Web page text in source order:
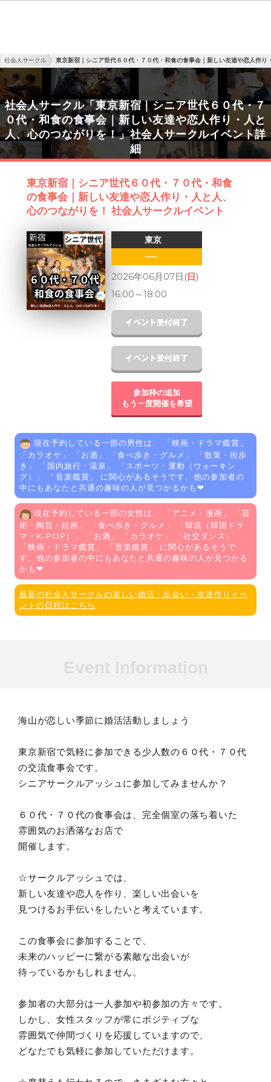
社会人サークル 東京新宿｜シニア世代６０代・７０代・和食の食事会｜新しい友達や恋人作り
社会人サークル「東京新宿｜シニア世代６０代・７
０代・和食の食事会｜新しい友達や恋人作り・人と
人、心のつながりを！」社会人サークルイベント詳
細
東京新宿｜シニア世代６０代・７０代・和食
の食事会｜新しい友達や恋人作り・人と人、
心のつながりを！ 社会人サークルイベント
東京
----
2026年06月07日(日)
16:00 ～18:00
参加枠の追加
もう一度開催を希望
現在予約している一部の男性は、 「 映画・ドラマ鑑賞 」
「 カラオケ 」 「お酒 」 「食べ歩き・グルメ 」 「散策・街歩
き 」 「国内旅行・温泉 」 「スポーツ・運動（ウォーキン
グ）
」 「音楽鑑賞 」 に関心があるそうです。他の参加者の
中にもあなたと共通の趣味の人が見つかるかも❤
現在予約している一部の女性は、 「 アニメ・漫画 」 「 芸
術・陶芸・絵画 」 「食べ歩き・グルメ 」 「韓流（韓国ドラ
マ・K-POP）
」 「お酒 」 「 カラオケ 」 「社交ダンス 」
「映画・ドラマ鑑賞 」 「音楽鑑賞 」 に関心があるそうで
す。他の参加者の中にもあなたと共通の趣味の人が見つかる
かも❤
最新の社会人サークルの楽しい婚活・出会い・友達作りイベ
ントの日程はこちら
海山が恋しい季節に婚活活動しましょう
東京新宿で気軽に参加できる少人数の６０代・７０代
の交流食事会です。
シニアサークルアッシュに参加してみませんか？
６０代・７０代の食事会は、完全個室の落ち着いた
雰囲気のお洒落なお店で
開催します。
☆サークルアッシュでは、
新しい友達や恋人を作り、楽しい出会いを
見つけるお手伝いをしたいと考えています。
この食事会に参加することで、
未来のハッピーに繋がる素敵な出会いが
待っているかもしれません。
参加者の大部分は一人参加や初参加の方々です。
しかし、女性スタッフが常にポジティブな
雰囲気で仲間づくりを応援していますので、
どなたでも気軽に参加していただけます。